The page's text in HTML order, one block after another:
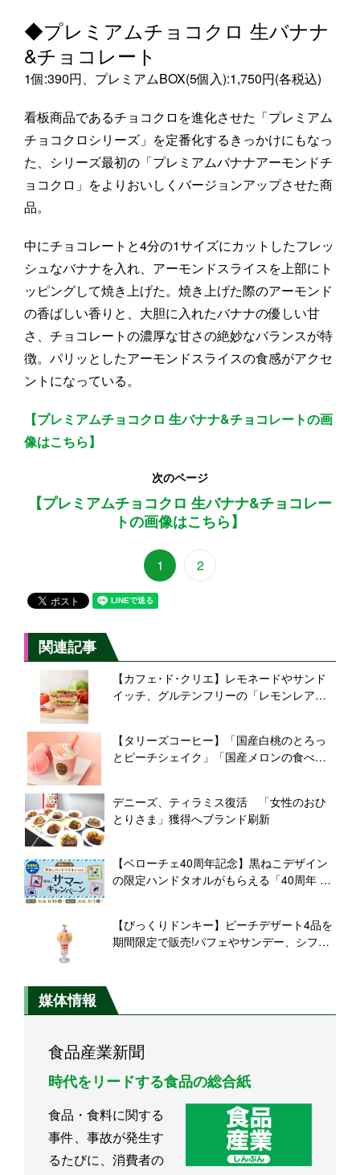
◆プレミアムチョコクロ 生バナナ
&チョコレート
1個:390円、プレミアムBOX(5個入):1,750円(各税込)
看板商品であるチョコクロを進化させた「プレミアム
チョコクロシリーズ」を定番化するきっかけにもなっ
た、シリーズ最初の「プレミアムバナナアーモンドチ
ョコクロ」をよりおいしくバージョンアップさせた商
品。
中にチョコレートと4分の1サイズにカットしたフレッ
シュなバナナを入れ、アーモンドスライスを上部にト
ッピングして焼き上げた。焼き上げた際のアーモンド
の香ばしい香りと、大胆に入れたバナナの優しい甘
さ、チョコレートの濃厚な甘さの絶妙なバランスが特
徴。パリッとしたアーモンドスライスの食感がアクセ
ントになっている。
【プレミアムチョコクロ 生バナナ&チョコレートの画
像はこちら】
次のページ
【プレミアムチョコクロ 生バナナ&チョコレー
トの画像はこちら】
1 2
関連記事
【カフェ･ド･クリエ】レモネードやサンド
イッチ、グルテンフリーの「レモンレアチ
【タリーズコーヒー】「国産白桃のとろっ
とピーチシェイク」「国産メロンの食べご
ン
デニーズ、ティラミス復活 「女性のおひ
とりさま」獲得へブランド刷新
【ベローチェ40周年記念】黒ねこデザイン
の限定ハンドタオルがもらえる「40周年 黒
【びっくりドンキー】ピーチデザート4品を
期間限定で販売!パフェやサンデー、シフォ
媒体情報
食品産業新聞
時代をリードする食品の総合紙
食品・食料に関する
事件、事故が発生す
るたびに、消費者の